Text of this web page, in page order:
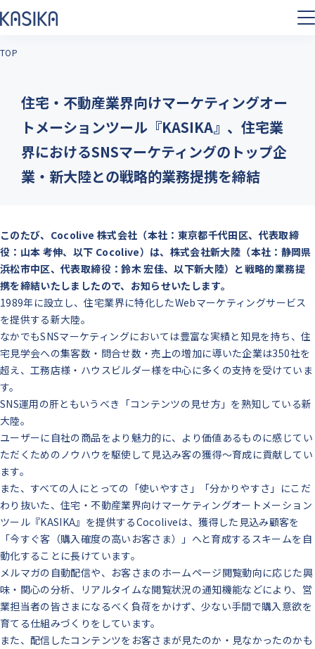
TOP
住宅・不動産業界向けマーケティングオー
トメーションツール『KASIKA』、住宅業
界におけるSNSマーケティングのトップ企
業・新大陸との戦略的業務提携を締結
このたび、Cocolive 株式会社（本社：東京都千代田区、代表取締
役：山本 考伸、以下 Cocolive）は、株式会社新大陸（本社：静岡県
浜松市中区、代表取締役：鈴木 宏佳、以下新大陸）と戦略的業務提
携を締結いたしましたので、お知らせいたします。
1989年に設立し、住宅業界に特化したWebマーケティングサービス
を提供する新大陸。
なかでもSNSマーケティングにおいては豊富な実績と知見を持ち、住
宅見学会への集客数・問合せ数・売上の増加に導いた企業は350社を
超え、工務店様・ハウスビルダー様を中心に多くの支持を受けていま
す。
SNS運用の肝ともいうべき「コンテンツの見せ方」を熟知している新
大陸。
ユーザーに自社の商品をより魅力的に、より価値あるものに感じてい
ただくためのノウハウを駆使して見込み客の獲得〜育成に貢献してい
ます。
また、すべての人にとっての「使いやすさ」「分かりやすさ」にこだ
わり抜いた、住宅・不動産業界向けマーケティングオートメーション
ツール『KASIKA』を提供するCocoliveは、獲得した見込み顧客を
「今すぐ客（購入確度の高いお客さま）」へと育成するスキームを自
動化することに長けています。
メルマガの自動配信や、お客さまのホームページ閲覧動向に応じた興
味・関心の分析、リアルタイムな閲覧状況の通知機能などにより、営
業担当者の皆さまになるべく負荷をかけず、少ない手間で購入意欲を
育てる仕組みづくりをしています。
また、配信したコンテンツをお客さまが見たのか・見なかったのかも